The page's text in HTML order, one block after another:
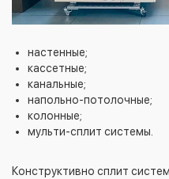
настенные;
кассетные;
канальные;
напольно-потолочные;
колонные;
мульти-сплит системы.
Конструктивно сплит